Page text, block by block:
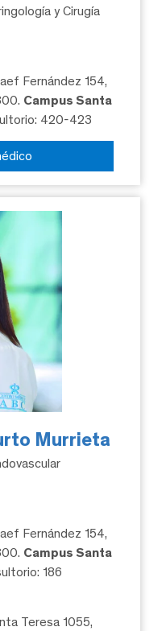
y Cirugía
Fernández 154,
Campus Santa
420-423
Murrieta
Fernández 154,
Campus Santa
186
Teresa 1055,